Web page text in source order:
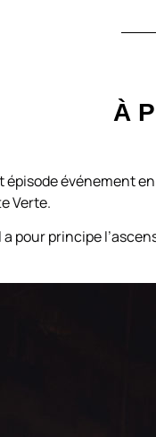
À
événement
Verte.
pour principe